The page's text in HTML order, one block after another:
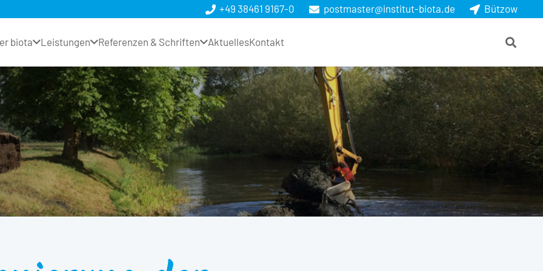
+49 38461 9167-0 postmaster@institut-biota.de Bützow
biota Leistungen Referenzen & Schriften AktuellesKontakt